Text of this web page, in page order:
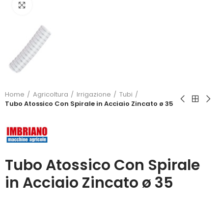
Home Agricoltura Irrigazione
Tubi
Tubo Atossico Con Spirale in Acciaio Zincato ø 35
Tubo Atossico Con Spirale
in Acciaio Zincato ø 35